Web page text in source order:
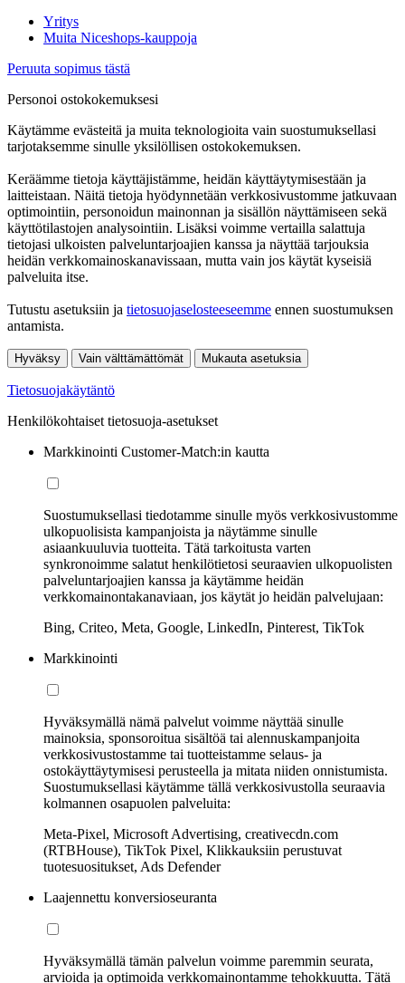
Yritys
Muita Niceshops-kauppoja
Peruuta sopimus tästä
Personoi ostokokemuksesi
Käytämme evästeitä ja muita teknologioita vain suostumuksellasi
tarjotaksemme sinulle yksilöllisen ostokokemuksen.
Keräämme tietoja käyttäjistämme, heidän käyttäytymisestään ja
laitteistaan. Näitä tietoja hyödynnetään verkkosivustomme jatkuvaan
optimointiin, personoidun mainonnan ja sisällön näyttämiseen sekä
käyttötilastojen analysointiin. Lisäksi voimme vertailla salattuja
tietojasi ulkoisten palveluntarjoajien kanssa ja näyttää tarjouksia
heidän verkkomainoskanavissaan, mutta vain jos käytät kyseisiä
palveluita itse.
Tutustu asetuksiin ja tietosuojaselosteeseemme ennen suostumuksen
antamista.
Hyväksy Vain välttämättömät Mukauta asetuksia
Tietosuojakäytäntö
Henkilökohtaiset tietosuoja-asetukset
Markkinointi Customer-Match:in kautta
Suostumuksellasi tiedotamme sinulle myös verkkosivustomme
ulkopuolisista kampanjoista ja näytämme sinulle
asiaankuuluvia tuotteita. Tätä tarkoitusta varten
synkronoimme salatut henkilötietosi seuraavien ulkopuolisten
palveluntarjoajien kanssa ja käytämme heidän
verkkomainontakanaviaan, jos käytät jo heidän palvelujaan:
Bing, Criteo, Meta, Google, LinkedIn, Pinterest, TikTok
Markkinointi
Hyväksymällä nämä palvelut voimme näyttää sinulle
mainoksia, sponsoroitua sisältöä tai alennuskampanjoita
verkkosivustostamme tai tuotteistamme selaus- ja
ostokäyttäytymisesi perusteella ja mitata niiden onnistumista.
Suostumuksellasi käytämme tällä verkkosivustolla seuraavia
kolmannen osapuolen palveluita:
Meta-Pixel, Microsoft Advertising, creativecdn.com
(RTBHouse), TikTok Pixel, Klikkauksiin perustuvat
tuotesuositukset, Ads Defender
Laajennettu konversioseuranta
Hyväksymällä tämän palvelun voimme paremmin seurata,
arvioida ja optimoida verkkomainontamme tehokkuutta. Tätä